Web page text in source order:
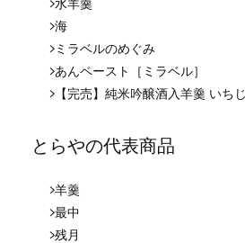
水羊羹
海
ミラベルのめぐみ
あんペースト［ミラベル］
【完売】純米吟醸酒入羊羹 いち
とらやの代表商品
羊羹
最中
残月